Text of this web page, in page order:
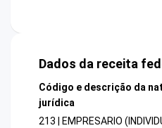
Dados da receita
Código e descrição da
jurídica
213 | EMPRESARIO